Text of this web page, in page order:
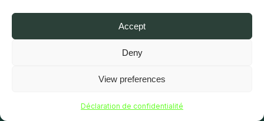
Accept
Deny
View preferences
Déclaration de confidentialité